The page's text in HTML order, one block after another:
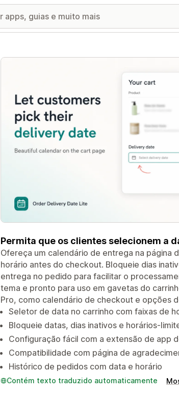
Galeria de imagens em destaque
Permita que os clientes selecionem a
Ofereça um calendário de entrega na página
horário antes do checkout. Bloqueie dias
entrega no pedido para facilitar o
tema e pronto para uso em gavetas do
Pro, como calendário de checkout e opções
Seletor de data no carrinho com faixas de
Bloqueie datas, dias inativos e horários-
Configuração fácil com a extensão de app
Compatibilidade com página de
Histórico de pedidos com data e horário
Contém texto traduzido automaticamente